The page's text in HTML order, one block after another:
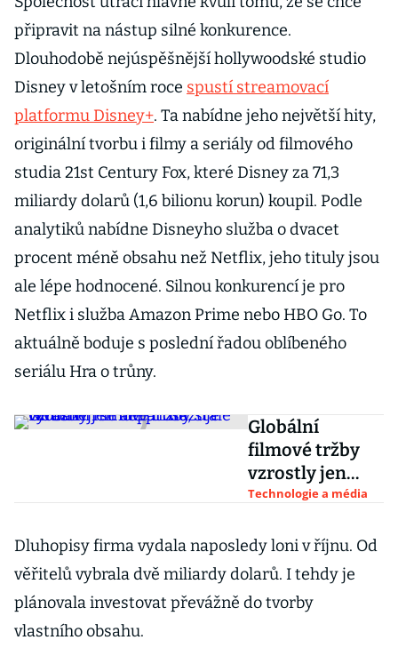
připravit na nástup silné konkurence.
Dlouhodobě nejúspěšnější hollywoodské studio
Disney v letošním roce spustí streamovací
platformu Disney+. Ta nabídne jeho největší hity,
originální tvorbu i filmy a seriály od filmového
studia 21st Century Fox, které Disney za 71,3
miliardy dolarů (1,6 bilionu korun) koupil. Podle
analytiků nabídne Disneyho služba o dvacet
procent méně obsahu než Netflix, jeho tituly jsou
ale lépe hodnocené. Silnou konkurencí je pro
Netflix i služba Amazon Prime nebo HBO Go. To
aktuálně boduje s poslední řadou oblíbeného
seriálu Hra o trůny.
Globální
filmové tržby
vzrostly jen
nepatrně, stále
prosazuje
Netflix
Technologie a média
Dluhopisy firma vydala naposledy loni v říjnu. Od
věřitelů vybrala dvě miliardy dolarů. I tehdy je
plánovala investovat převážně do tvorby
vlastního obsahu.